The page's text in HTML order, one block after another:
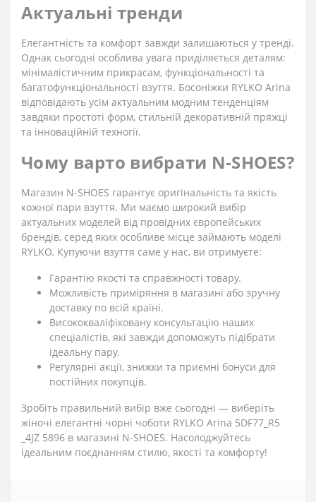
Актуальні тренди
Елегантність та комфорт завжди залишаються у тренді.
Однак сьогодні особлива увага приділяється деталям:
мінімалістичним прикрасам, функціональності та
багатофункціональності взуття. Босоніжки RYLKO Arina
відповідають усім актуальним модним тенденціям
завдяки простоті форм, стильній декоративній пряжці
та інноваційній техногії.
Чому варто вибрати N-SHOES?
Магазин N-SHOES гарантує оригінальність та якість
кожної пари взуття. Ми маємо широкий вибір
актуальних моделей від провідних європейських
брендів, серед яких особливе місце займають моделі
RYLKO. Купуючи взуття саме у нас, ви отримуєте:
Гарантію якості та справжності товару.
Можливість приміряння в магазині або зручну
доставку по всій країні.
Висококваліфіковану консультацію наших
спеціалістів, які завжди допоможуть підібрати
ідеальну пару.
Регулярні акції, знижки та приємні бонуси для
постійних покупців.
Зробіть правильний вибір вже сьогодні — виберіть
жіночі елегантні чорні чоботи RYLKO Arina 5DF77_R5
_4JZ 5896 в магазині N-SHOES. Насолоджуйтесь
ідеальним поєднанням стилю, якості та комфорту!